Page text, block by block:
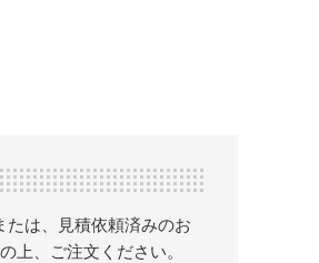
たは、見積依頼済みのお
上、ご注文ください。